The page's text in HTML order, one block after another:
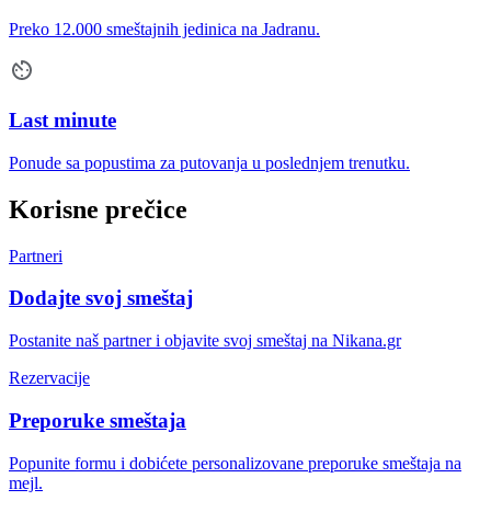
Preko 12.000 smeštajnih jedinica na Jadranu.
Last minute
Ponude sa popustima za putovanja u poslednjem trenutku.
Korisne prečice
Partneri
Dodajte svoj smeštaj
Postanite naš partner i objavite svoj smeštaj na Nikana.gr
Rezervacije
Preporuke smeštaja
Popunite formu i dobićete personalizovane preporuke smeštaja na
mejl.